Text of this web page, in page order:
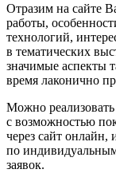
Отразим на сайте
работы,
технологий,
в тематических
значимые аспекты
время лаконично
Можно
с возможностью
через сайт
по
заявок.